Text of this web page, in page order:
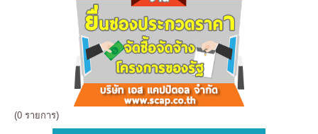
(0 รายการ)